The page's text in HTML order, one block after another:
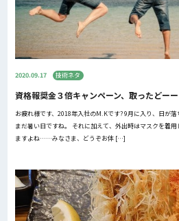
2020.09.17 技術ネタ
資格報奨金３倍キャンペーン、取ったどー
お疲れ様です、2018年入社のM.Kです? 9月に入り、日が
まだ暑い日ですね。 それに加えて、外出時はマスクを着
ますよね……みなさま、どうぞお体 […]